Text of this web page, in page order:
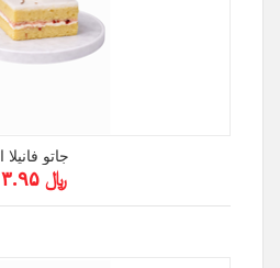
جاتو فانيلا ا
﷼ ۳.۹۵